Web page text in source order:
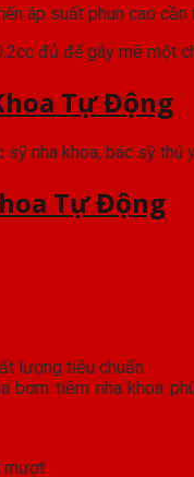
áp suất phun cao
đủ để gây mê một
Tự Động
sỹ nha khoa, bác sỹ thú
Tự Động
bơm tiêm nha khoa
mượt